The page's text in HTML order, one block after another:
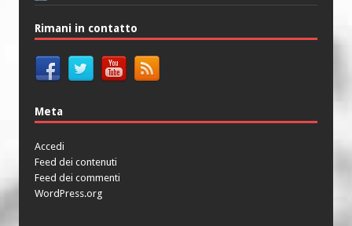
Rimani in contatto
Meta
Accedi
Feed dei contenuti
Feed dei commenti
WordPress.org